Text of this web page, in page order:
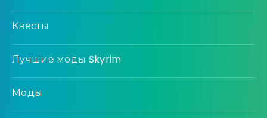
Квесты
Лучшие моды Skyrim
Моды